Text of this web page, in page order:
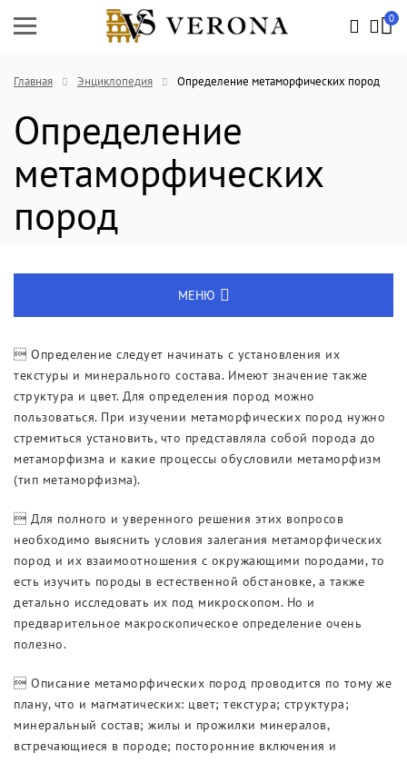
0
Главная Энциклопедия Определение метаморфических пород
Определение
метаморфических
пород
МЕНЮ
Новости
Выставки
 Определение следует начинать с установления их
текстуры и минерального состава. Имеют значение также
структура и цвет. Для определения пород можно
пользоваться. При изучении метаморфических пород нужно
стремиться установить, что представляла собой порода до
метаморфизма и какие процессы обусловили метаморфизм
(тип метаморфизма).
 Для полного и уверенного решения этих вопросов
необходимо выяснить условия залегания метаморфических
пород и их взаимоотношения с окружающими породами, то
есть изучить породы в естественной обстановке, а также
детально исследовать их под микроскопом. Но и
предварительное макроскопическое определение очень
полезно.
 Описание метаморфических пород проводится по тому же
плану, что и магматических: цвет; текстура; структура;
минеральный состав; жилы и прожилки минералов,
встречающиеся в породе; посторонние включения и